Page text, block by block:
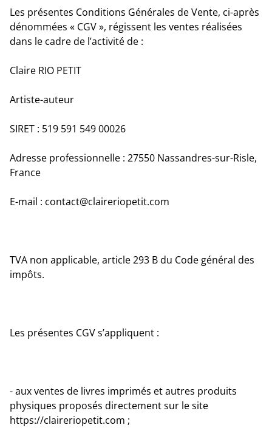
Les présentes Conditions Générales de Vente, ci-après
dénommées « CGV », régissent les ventes réalisées
dans le cadre de l’activité de :
Claire RIO PETIT
Artiste-auteur
SIRET : 519 591 549 00026
Adresse professionnelle : 27550 Nassandres-sur-Risle,
France
E-mail : contact@claireriopetit.com
TVA non applicable, article 293 B du Code général des
impôts.
Les présentes CGV s’appliquent :
- aux ventes de livres imprimés et autres produits
physiques proposés directement sur le site
https://claireriopetit.com ;